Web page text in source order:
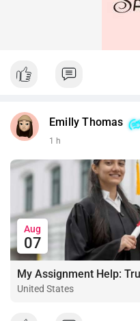
Emilly Thomas
1 h
Aug
07
United States